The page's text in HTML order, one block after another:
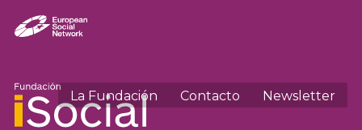
La Fundación Contacto Newsletter